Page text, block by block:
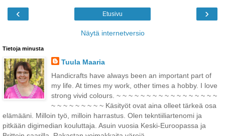
‹ ›
Etusivu
Näytä internetversio
Tietoja minusta
Tuula Maaria
Handicrafts have always been an important part of
my life. At times my work, other times a hobby. I love
strong vivid colours. ~ ~ ~ ~ ~ ~ ~ ~ ~ ~ ~ ~ ~ ~ ~ ~ ~
~ ~ ~ ~ ~ ~ ~ ~ ~ Käsityöt ovat aina olleet tärkeä osa
elämääni. Milloin työ, milloin harrastus. Olen tekntiiliartenomi ja
pitkään digimedian kouluttaja. Asuin vuosia Keski-Euroopassa ja